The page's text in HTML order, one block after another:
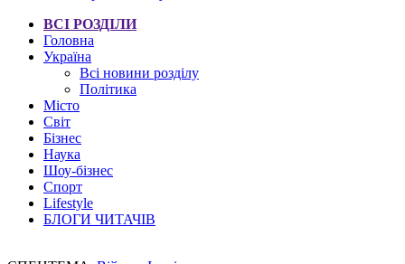
ВСІ РОЗДІЛИ
Головна
Україна
Всі новини розділу
Політика
Місто
Світ
Бізнес
Наука
Шоу-бізнес
Спорт
Lifestyle
БЛОГИ ЧИТАЧІВ